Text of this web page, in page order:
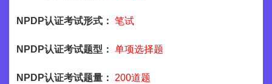
NPDP认证考试形式： 笔试
NPDP认证考试题型： 单项选择题
NPDP认证考试题量： 200道题